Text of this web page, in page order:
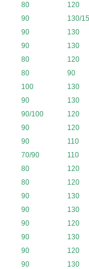
80
120
90
130/
90
130
90
130
80
120
80
90
100
130
90
130
90/100
120
90
120
90
110
70/90
110
80
120
80
120
90
130
90
130
90
120
90
130
90
120
90
130